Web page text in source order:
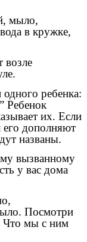
мыло,
в кружке,
возле
ребенка:
Ребенок
их. Если
его дополняют
названы.
вызванному
у вас дома
Посмотри
Что мы c ним